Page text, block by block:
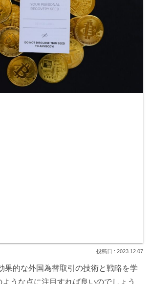
2023.12.07
果的な外国為替取引の技術と戦略を学
うな点に注目すれば良いのでしょう